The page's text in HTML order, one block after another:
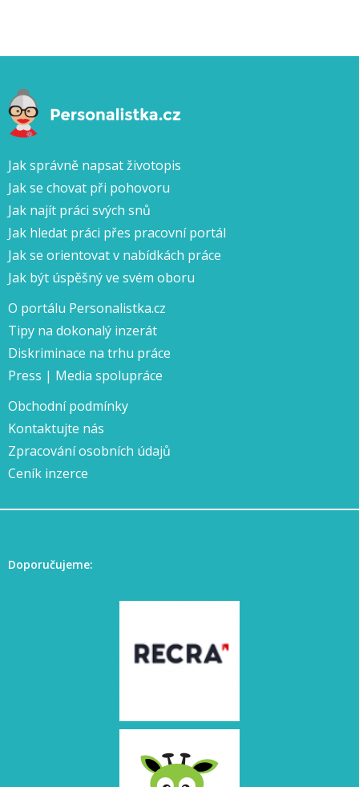
Jak správně napsat životopis
Jak se chovat při pohovoru
Jak najít práci svých snů
Jak hledat práci přes pracovní portál
Jak se orientovat v nabídkách práce
Jak být úspěšný ve svém oboru
O portálu Personalistka.cz
Tipy na dokonalý inzerát
Diskriminace na trhu práce
Press | Media spolupráce
Obchodní podmínky
Kontaktujte nás
Zpracování osobních údajů
Ceník inzerce
Doporučujeme: